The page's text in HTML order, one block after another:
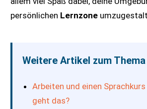
persönlichen Lernzone
Weitere Artikel zum Thema
Arbeiten und einen
geht das?